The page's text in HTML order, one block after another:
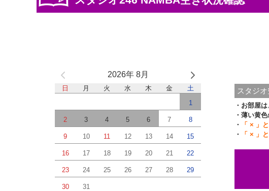
2026年 8月
日 月 火 水 木 金
土
1
2 3 4 5 6 7 8
9 10 11 12 13 14 15
16 17 18 19 20 21 22
23 24 25 26 27 28 29
30 31
スタジ
・お部屋は
・薄い黄
・
「 × 」
・
「 × 」